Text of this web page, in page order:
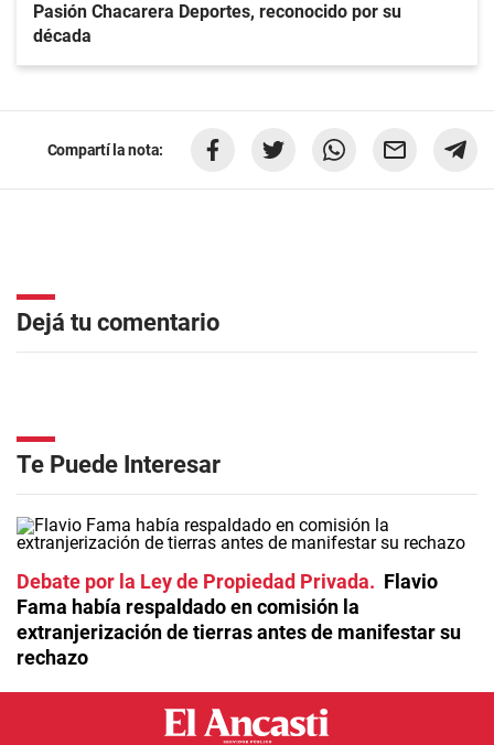
Pasión Chacarera Deportes, reconocido por su
década
Compartí la nota:
Dejá tu comentario
Te Puede Interesar
Debate por la Ley de Propiedad Privada
Flavio
Fama había respaldado en comisión la
extranjerización de tierras antes de manifestar su
rechazo